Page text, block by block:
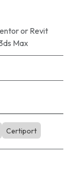
or Revit
Max
Certiport